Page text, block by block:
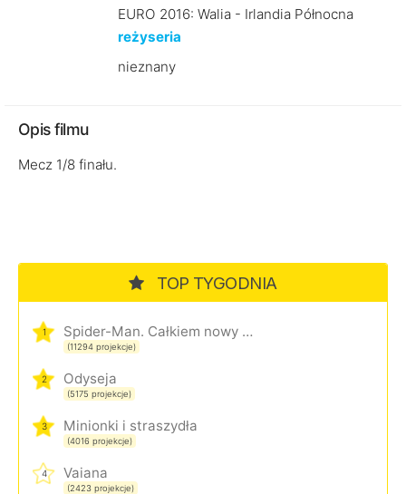
EURO 2016: Walia - Irlandia Północna
reżyseria
nieznany
Opis filmu
Mecz 1/8 finału.
TOP TYGODNIA
1 Spider-Man. Całkiem nowy dzień
(11294 projekcje)
2 Odyseja
(5175 projekcje)
3 Minionki i straszydła
(4016 projekcje)
4 Vaiana
(2423 projekcje)